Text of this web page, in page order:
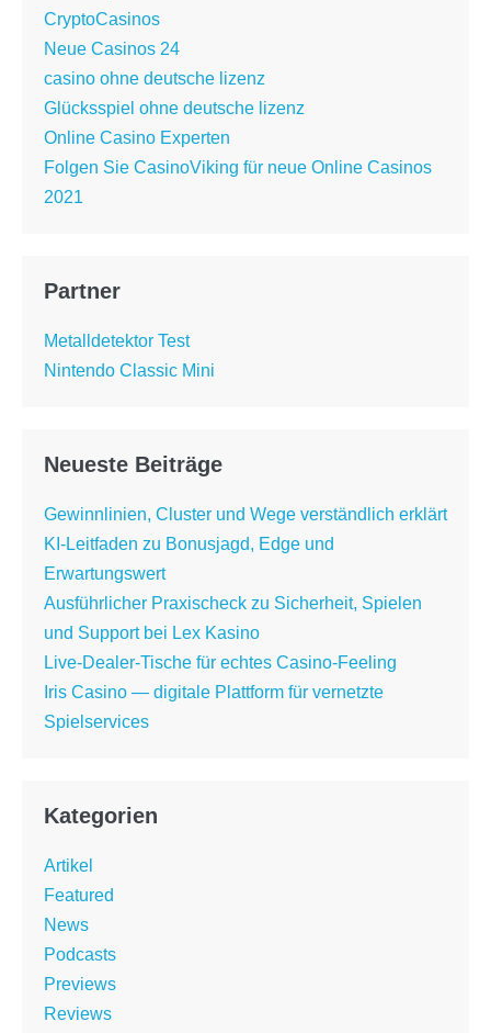
CryptoCasinos
Neue Casinos 24
casino ohne deutsche lizenz
Glücksspiel ohne deutsche lizenz
Online Casino Experten
Folgen Sie CasinoViking für neue Online Casinos
2021
Partner
Metalldetektor Test
Nintendo Classic Mini
Neueste Beiträge
Gewinnlinien, Cluster und Wege verständlich erklärt
KI-Leitfaden zu Bonusjagd, Edge und
Erwartungswert
Ausführlicher Praxischeck zu Sicherheit, Spielen
und Support bei Lex Kasino
Live-Dealer-Tische für echtes Casino-Feeling
Iris Casino — digitale Plattform für vernetzte
Spielservices
Kategorien
Artikel
Featured
News
Podcasts
Previews
Reviews